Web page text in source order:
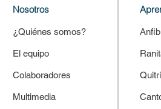
Nosotros
¿Quiénes somos?
El equipo
Colaboradores
Multimedia